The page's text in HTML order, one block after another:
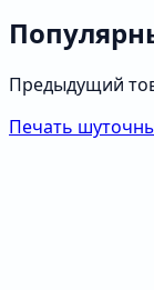
Предыдущий
Печать